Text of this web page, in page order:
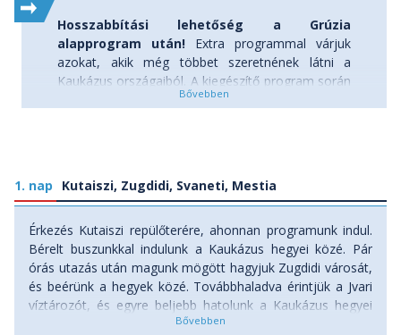
- Uplistikhe ősi barlangvárosa
- Davit Gareja, a sziklákba vájt kolostorkomplexum
- a Kaukázus hóval borított hegyei, gleccserei
Örményország:
- Haghpat és Sanahin kolostorai (UNESCO Világörökség
Világörökség
- Ararát szent hegy völgye, Khor-Virap
Hosszabbítási lehetőség a Grúzia
alapprogram után! Extra programmal várjuk
azokat, akik még többet szeretnének látni a
Kaukázus országaiból. A kiegészítő program során
folytatjuk utunkat Örményországba, mely a
hegybe vájt templomok, díszes kőfaragások, és
utazót. Meglátogatjuk a több mint 2700 éves
fővárost, Jerevánt, az UNESCO Világörökség
részévé nyilvánított településeket és építészeti
emlékeket, régi kolostorokat. Kóstolunk világhíres
örmény konyakot, fényképezzük az Ararátot, és
még sok élmény vár azokra, akik a hosszabbítást
1. nap Kutaiszi, Zugdidi, Svaneti, Mestia
Érkezés Kutaiszi repülőterére, ahonnan programunk indul.
Bérelt buszunkkal indulunk a Kaukázus hegyei közé. Pár
órás utazás után magunk mögött hagyjuk Zugdidi városát,
és beérünk a hegyek közé. Továbbhaladva érintjük a Jvari
víztározót, és egyre beljebb hatolunk a Kaukázus hegyei
közé, a mesés Svaneti tartományba. Ez a régió, ahova